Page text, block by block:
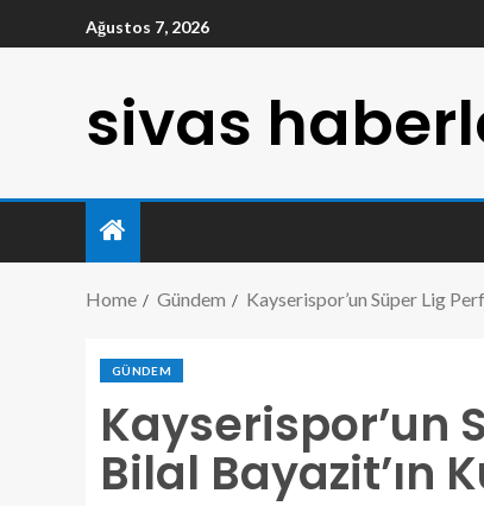
Ağustos 7, 2026
sivas
Home Gündem Kayserispor’un Süper Lig
GÜNDEM
Kayserispor’un
Bilal Bayazit’ın